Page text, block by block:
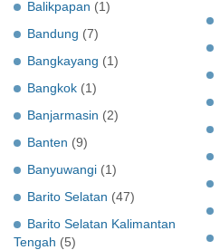
Balikpapan (1)
Bandung (7)
Bangkayang (1)
Bangkok (1)
Banjarmasin (2)
Banten (9)
Banyuwangi (1)
Barito Selatan (47)
Barito Selatan Kalimantan
Tengah (5)